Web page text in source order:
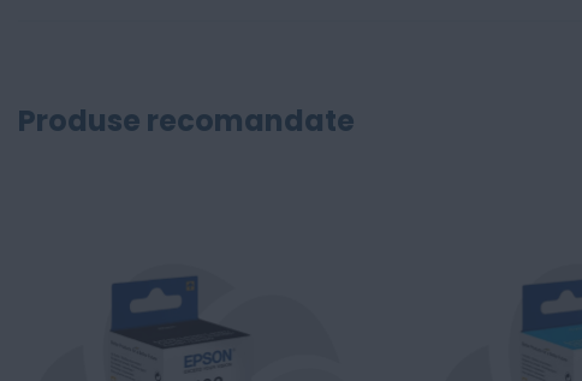
Produse recomandate